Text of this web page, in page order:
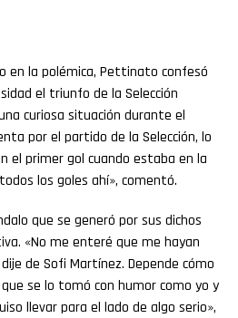
en la polémica, Pettinato confesó
el triunfo de la Selección
curiosa situación durante el
por el partido de la Selección, lo
el primer gol cuando estaba en la
los goles ahí», comentó.
que se generó por sus dichos
«No me enteré que me hayan
de Sofi Martínez. Depende cómo
se lo tomó con humor como yo y
llevar para el lado de algo serio»,